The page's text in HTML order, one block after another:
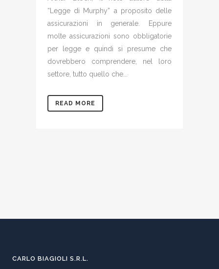
“Legge di Murphy” a proposito delle
assicurazioni in generale. Eppure
molte assicurazioni sono obbligatorie
per legge e quindi si presume che
dovrebbero comprendere, nel loro
settore, tutto quello che...
READ MORE
CARLO BIAGIOLI S.R.L.